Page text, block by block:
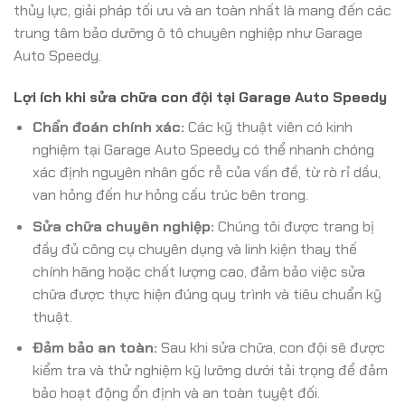
thủy lực, giải pháp tối ưu và an toàn nhất là mang đến các
trung tâm bảo dưỡng ô tô chuyên nghiệp như Garage
Auto Speedy.
Lợi ích khi sửa chữa con đội tại Garage Auto Speedy
Chẩn đoán chính xác: Các kỹ thuật viên có kinh
nghiệm tại Garage Auto Speedy có thể nhanh chóng
xác định nguyên nhân gốc rễ của vấn đề, từ rò rỉ dầu,
van hỏng đến hư hỏng cấu trúc bên trong.
Sửa chữa chuyên nghiệp: Chúng tôi được trang bị
đầy đủ công cụ chuyên dụng và linh kiện thay thế
chính hãng hoặc chất lượng cao, đảm bảo việc sửa
chữa được thực hiện đúng quy trình và tiêu chuẩn kỹ
thuật.
Đảm bảo an toàn: Sau khi sửa chữa, con đội sẽ được
kiểm tra và thử nghiệm kỹ lưỡng dưới tải trọng để đảm
bảo hoạt động ổn định và an toàn tuyệt đối.